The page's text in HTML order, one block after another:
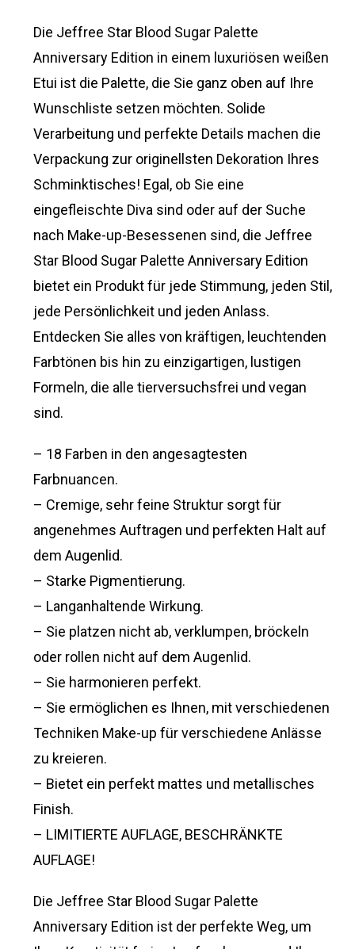
Die Jeffree Star Blood Sugar Palette
Anniversary Edition in einem luxuriösen weißen
Etui ist die Palette, die Sie ganz oben auf Ihre
Wunschliste setzen möchten. Solide
Verarbeitung und perfekte Details machen die
Verpackung zur originellsten Dekoration Ihres
Schminktisches! Egal, ob Sie eine
eingefleischte Diva sind oder auf der Suche
nach Make-up-Besessenen sind, die Jeffree
Star Blood Sugar Palette Anniversary Edition
bietet ein Produkt für jede Stimmung, jeden Stil,
jede Persönlichkeit und jeden Anlass.
Entdecken Sie alles von kräftigen, leuchtenden
Farbtönen bis hin zu einzigartigen, lustigen
Formeln, die alle tierversuchsfrei und vegan
sind.
– 18 Farben in den angesagtesten
Farbnuancen.
– Cremige, sehr feine Struktur sorgt für
angenehmes Auftragen und perfekten Halt auf
dem Augenlid.
– Starke Pigmentierung.
– Langanhaltende Wirkung.
– Sie platzen nicht ab, verklumpen, bröckeln
oder rollen nicht auf dem Augenlid.
– Sie harmonieren perfekt.
– Sie ermöglichen es Ihnen, mit verschiedenen
Techniken Make-up für verschiedene Anlässe
zu kreieren.
– Bietet ein perfekt mattes und metallisches
Finish.
– LIMITIERTE AUFLAGE, BESCHRÄNKTE
AUFLAGE!
Die Jeffree Star Blood Sugar Palette
Anniversary Edition ist der perfekte Weg, um